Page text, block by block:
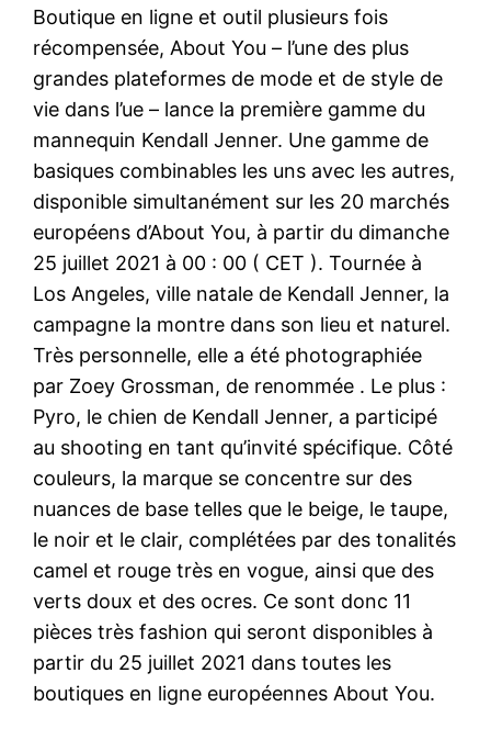
​Boutique en ligne et outil plusieurs fois
récompensée, About You – l’une des plus
grandes plateformes de mode et de style de
vie dans l’ue – lance la première gamme du
mannequin Kendall Jenner. Une gamme de
basiques combinables les uns avec les autres,
disponible simultanément sur les 20 marchés
européens d’About You, à partir du dimanche
25 juillet 2021 à 00 : 00 ( CET ). Tournée à
Los Angeles, ville natale de Kendall Jenner, la
campagne la montre dans son lieu et naturel.
Très personnelle, elle a été photographiée
par Zoey Grossman, de renommée . Le plus :
Pyro, le chien de Kendall Jenner, a participé
au shooting en tant qu’invité spécifique. Côté
couleurs, la marque se concentre sur des
nuances de base telles que le beige, le taupe,
le noir et le clair, complétées par des tonalités
camel et rouge très en vogue, ainsi que des
verts doux et des ocres. Ce sont donc 11
pièces très fashion qui seront disponibles à
partir du 25 juillet 2021 dans toutes les
boutiques en ligne européennes About You.